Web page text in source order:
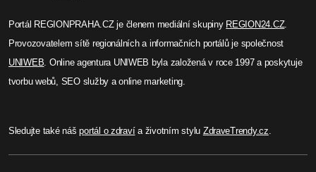
Portál REGIONPRAHA.CZ je členem mediální skupiny REGION24.CZ.
Provozovatelem sítě regionálních a informačních portálů je společnost
UNIWEB . Online agentura UNIWEB byla založená v roce 1997 a poskytuje
tvorbu webů, SEO služby a online marketing.
Sledujte také nášportál o zdravía životním stylu ZdraveTrendy.cz